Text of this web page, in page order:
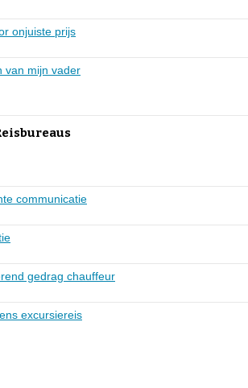
onjuiste prijs
van mijn vader
communicatie
gedrag chauffeur
excursiereis